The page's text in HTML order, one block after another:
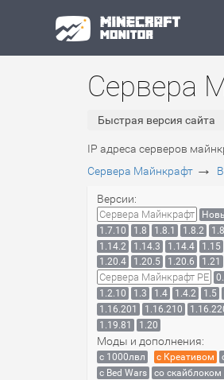
Сервера
Быстрая версия сайта
IP адреса серверов
Сервера Майнкрафт →
Версии:
Сервера Майнкрафт
1.7.10
1.8 1.8.1 1.8.2
1.14.2
1.14.3 1.14.4 1.15
1.20.4
1.20.5 1.20.6 1.21
Сервера Майнкрафт PE
1.2.10
1.3 1.4 1.4.2 1.5
1.16.201
1.16.210
1.19.81
1.20
Моды и дополнения:
с 1000лвл c Креативом
с Bed Wars
со скайблоком